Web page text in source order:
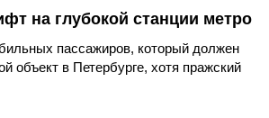
на глубокой станции метро
пассажиров, который должен
объект в Петербурге, хотя пражский